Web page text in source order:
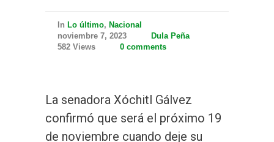
In Lo último, Nacional
noviembre 7, 2023
Dula Peña
582 Views
0 comments
La senadora Xóchitl Gálvez
confirmó que será el próximo 19
de noviembre cuando deje su